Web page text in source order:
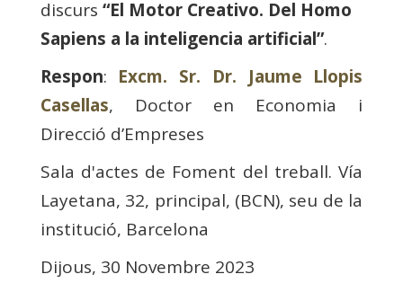
discurs “El Motor Creativo. Del Homo
Sapiens a la inteligencia artificial”.
Respon: Excm. Sr. Dr. Jaume Llopis
Casellas, Doctor en Economia i
Direcció d’Empreses
Sala d'actes de Foment del treball. Vía
Layetana, 32, principal, (BCN), seu de la
institució, Barcelona
Dijous, 30 Novembre 2023